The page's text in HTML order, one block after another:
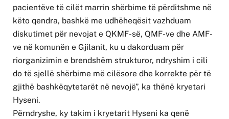
pacientëve të cilët marrin shërbime të përditshme në
këto qendra, bashkë me udhëheqësit vazhduam
diskutimet për nevojat e QKMF-së, QMF-ve dhe AMF-
ve në komunën e Gjilanit, ku u dakorduam për
riorganizimin e brendshëm strukturor, ndryshim i cili
do të sjellë shërbime më cilësore dhe korrekte për të
gjithë bashkëqytetarët në nevojë”, ka thënë kryetari
Hyseni.
Përndryshe, ky takim i kryetarit Hyseni ka qenë